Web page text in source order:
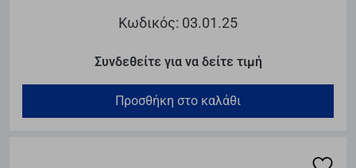
Κωδικός: 03.01.25
Συνδεθείτε για να δείτε τιμή
Προσθήκη στο καλάθι